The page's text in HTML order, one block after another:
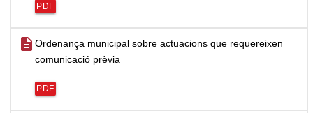
PDF
description Ordenança municipal sobre actuacions que requereixen
comunicació prèvia
PDF